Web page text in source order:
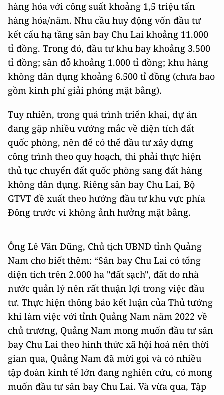
hàng hóa với công suất khoảng 1,5 triệu tấn
hàng hóa/năm. Nhu cầu huy động vốn đầu tư
kết cấu hạ tầng sân bay Chu Lai khoảng 11.000
tỉ đồng. Trong đó, đầu tư khu bay khoảng 3.500
tỉ đồng; sân đỗ khoảng 1.000 tỉ đồng; khu hàng
không dân dụng khoảng 6.500 tỉ đồng (chưa bao
gồm kinh phí giải phóng mặt bằng).
Tuy nhiên, trong quá trình triển khai, dự án
đang gặp nhiều vướng mắc về diện tích đất
quốc phòng, nên để có thể đầu tư xây dựng
công trình theo quy hoạch, thì phải thực hiện
thủ tục chuyển đất quốc phòng sang đất hàng
không dân dụng. Riêng sân bay Chu Lai, Bộ
GTVT đề xuất theo hướng đầu tư khu vực phía
Đông trước vì không ảnh hưởng mặt bằng.
Ông Lê Văn Dũng, Chủ tịch UBND tỉnh Quảng
Nam cho biết thêm: “Sân bay Chu Lai có tổng
diện tích trên 2.000 ha "đất sạch", đất do nhà
nước quản lý nên rất thuận lợi trong việc đầu
tư. Thực hiện thông báo kết luận của Thủ tướng
khi làm việc với tỉnh Quảng Nam năm 2022 về
chủ trương, Quảng Nam mong muốn đầu tư sân
bay Chu Lai theo hình thức xã hội hoá nên thời
gian qua, Quảng Nam đã mời gọi và có nhiều
tập đoàn kinh tế lớn đang nghiên cứu, có mong
muốn đầu tư sân bay Chu Lai. Và vừa qua, Tập